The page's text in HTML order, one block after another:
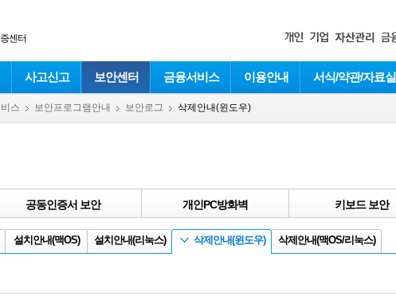
센터
사고신고 보안센터 금융서비스 이용안내 서식/약관/자료실
스 보안프로그램안내 보안로그 삭제안내(윈도우)
공동인증서 보안 개인PC방화벽 키보드 보안
설치안내(맥OS) 설치안내(리눅스) 삭제안내(윈도우) 삭제안내(맥OS/리눅스)